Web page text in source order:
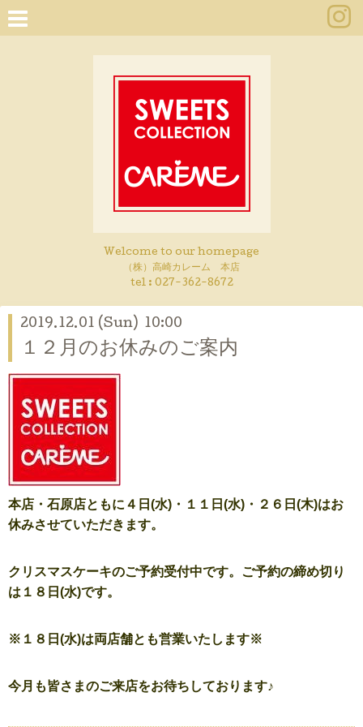
Welcome to our homepage
（株）高崎カレーム 本店
tel : 027-362-8672
2019.12.01 (Sun) 10:00
１２月のお休みのご案内
本店・石原店ともに４ 日(水)・１１日(水)・ ２６日(木)はお
休みさせていただきます。
クリスマスケーキのご予約受付中です。ご予約の締め切り
は１８日(水)です。
※１８日(水)は両店舗とも営業いたします※
今月も皆さまのご来店をお待ちしております♪